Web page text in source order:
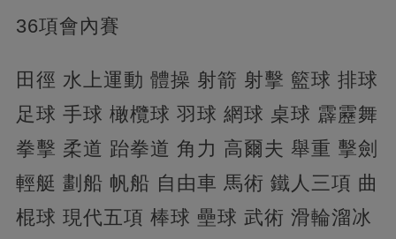
36項會內賽
田徑 水上運動 體操 射箭 射擊 籃球 排球
足球 手球 橄欖球 羽球 網球 桌球 霹靂舞
拳擊 柔道 跆拳道 角力 高爾夫 舉重 擊劍
輕艇 劃船 帆船 自由車 馬術 鐵人三項 曲
棍球 現代五項 棒球 壘球 武術 滑輪溜冰